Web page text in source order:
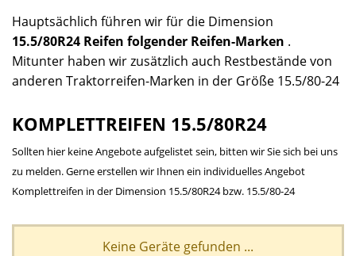
Hauptsächlich führen wir für die Dimension
15.5/80R24 Reifen folgender Reifen-Marken .
Mitunter haben wir zusätzlich auch Restbestände von
anderen Traktorreifen-Marken in der Größe 15.5/80-24
KOMPLETTREIFEN 15.5/80R24
Sollten hier keine Angebote aufgelistet sein, bitten wir Sie sich bei uns
zu melden. Gerne erstellen wir Ihnen ein individuelles Angebot
Komplettreifen in der Dimension 15.5/80R24 bzw. 15.5/80-24
Keine Geräte gefunden ...